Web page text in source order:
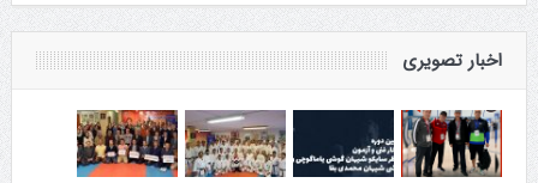
اخبار تصویری